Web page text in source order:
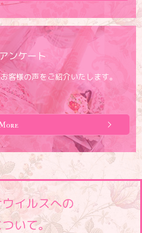
ンケート
客様の声をご紹介いたします。
イルスへの
いて。